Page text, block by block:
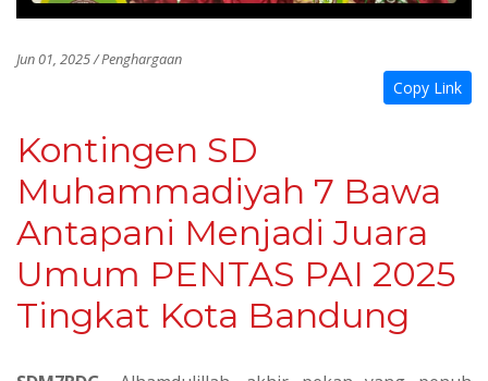
Jun 01, 2025 / Penghargaan
Copy Link
Kontingen SD
Muhammadiyah 7 Bawa
Antapani Menjadi Juara
Umum PENTAS PAI 2025
Tingkat Kota Bandung